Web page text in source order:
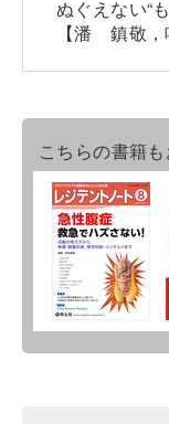
ぬぐえない“
【潘 鎮敬，
こちらの書籍